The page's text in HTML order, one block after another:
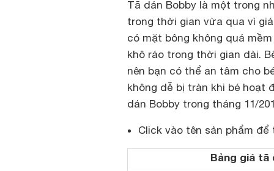
Tã dán Bobby là một trong
trong thời gian vừa qua vì
có mặt bông không quá
khô ráo trong thời gian dài.
nên bạn có thể an tâm cho
không dễ bị tràn khi bé hoạt
dán Bobby trong tháng 11/
Click vào tên sản phẩm
Bảng giá tã